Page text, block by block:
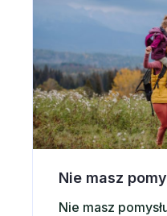
miejscem, które
Nie masz